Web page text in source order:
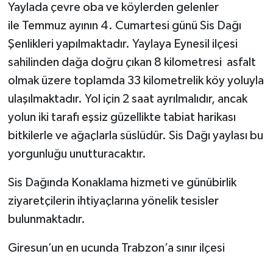
Yaylada çevre oba ve köylerden gelenler
ile Temmuz ayının 4. Cumartesi günü Sis Dağı
Şenlikleri yapılmaktadır. Yaylaya Eynesil ilçesi
sahilinden dağa doğru çıkan 8 kilometresi asfalt
olmak üzere toplamda 33 kilometrelik köy yoluyla
ulaşılmaktadır. Yol için 2 saat ayrılmalıdır, ancak
yolun iki tarafı eşsiz güzellikte tabiat harikası
bitkilerle ve ağaçlarla süslüdür. Sis Dağı yaylası bu
yorgunluğu unutturacaktır.
Sis Dağında Konaklama hizmeti ve günübirlik
ziyaretçilerin ihtiyaçlarına yönelik tesisler
bulunmaktadır.
Giresun’un en ucunda Trabzon’a sınır ilçesi